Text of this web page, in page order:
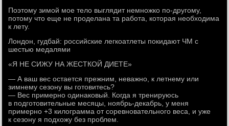
Поэтому зимой мое тело выглядит немножко по-другому,
потому что еще не проделана та работа, которая необходима
к лету.
Лондон, гудбай: российские легкоатлеты покидают ЧМ с
шестью медалями
«Я НЕ СИЖУ НА ЖЕСТКОЙ ДИЕТЕ»
— А ваш вес остается прежним, неважно, к летнему или
зимнему сезону вы готовитесь?
— Вес примерно одинаковый. Когда я тренируюсь
в подготовительные месяцы, ноябрь-декабрь, у меня
примерно +3 килограмма от соревновательного веса, и уже
к сезону я подхожу без проблем.